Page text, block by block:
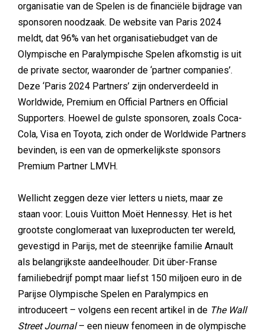
organisatie van de Spelen is de financiële bijdrage van
sponsoren noodzaak. De website van Paris 2024
meldt, dat 96% van het organisatiebudget van de
Olympische en Paralympische Spelen afkomstig is uit
de private sector, waaronder de ‘partner companies’.
Deze ‘Paris 2024 Partners’ zijn onderverdeeld in
Worldwide, Premium en Official Partners en Official
Supporters. Hoewel de gulste sponsoren, zoals Coca-
Cola, Visa en Toyota, zich onder de Worldwide Partners
bevinden, is een van de opmerkelijkste sponsors
Premium Partner LMVH.
Wellicht zeggen deze vier letters u niets, maar ze
staan voor: Louis Vuitton Moët Hennessy. Het is het
grootste conglomeraat van luxeproducten ter wereld,
gevestigd in Parijs, met de steenrijke familie Arnault
als belangrijkste aandeelhouder. Dit über-Franse
familiebedrijf pompt maar liefst 150 miljoen euro in de
Parijse Olympische Spelen en Paralympics en
introduceert – volgens een recent artikel in de The Wall
Street Journal– een nieuw fenomeen in de olympische